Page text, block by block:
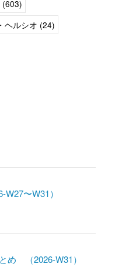
(603)
ヘルシオ (24)
〜W31）
め （2026-W31）